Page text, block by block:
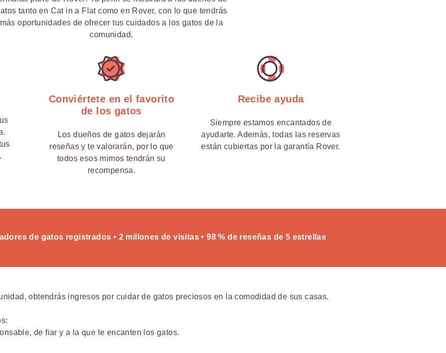
tanto en Cat in a Flat como en Rover, con lo que tendrás
más oportunidades de ofrecer tus cuidados a los gatos de la
comunidad.
Conviértete en el favorito
de los gatos
Los dueños de gatos dejarán
reseñas y te valorarán, por lo que
todos esos mimos tendrán su
recompensa.
Recibe ayuda
Siempre estamos encantados de
ayudarte. Además, todas las reservas
están cubiertas por la garantía Rover.
de gatos registrados • 2 millones de visitas • 98 % de reseñas de 5 estrellas
obtendrás ingresos por cuidar de gatos preciosos en la comodidad de sus casas.
de fiar y a la que le encanten los gatos.